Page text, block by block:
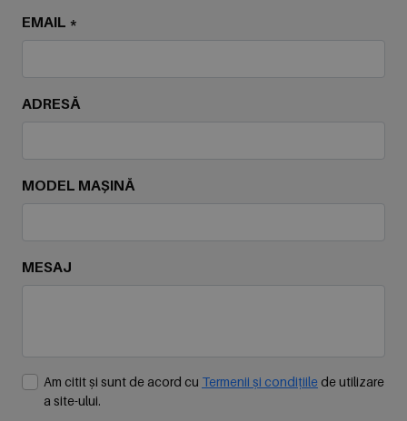
EMAIL *
ADRESĂ
MODEL MAȘINĂ
MESAJ
Am citit și sunt de acord cu Termenii și condițiilede utilizare
a site-ului.